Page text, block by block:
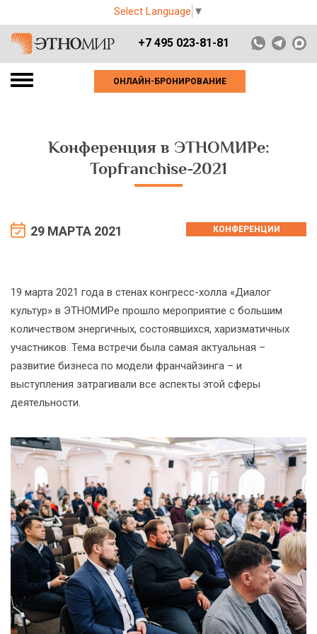
Select Language ▼
+7 495 023-81-81
ОНЛАЙН-БРОНИРОВАНИЕ
Конференция в ЭТНОМИРе:
Topfranchise-2021
29 МАРТА 2021 КОНФЕРЕНЦИИ
19 марта 2021 года в стенах конгресс-холла «Диалог
культур» в ЭТНОМИРе прошло мероприятие с большим
количеством энергичных, состоявшихся, харизматичных
участников. Тема встречи была самая актуальная –
развитие бизнеса по модели франчайзинга – и
выступления затрагивали все аспекты этой сферы
деятельности.